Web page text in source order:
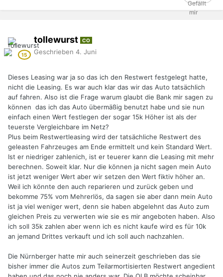
tollewurst CO
Geschrieben 4. Juni
Dieses Leasing war ja so das ich den Restwert festgelegt hatte,
nicht die Leasing. Es war auch klar das wir das Auto tatsächlich
auf fahren. Also ist die Frage warum glaubt die Bank mir sagen zu
können das ich das Auto übermäßig benutzt habe und sie nun
einfach einen Wert festlegen der sogar 15k Höher ist als der
teuerste Vergleichbare im Netz?
Plus beim Restwertleasing wird der tatsächliche Restwert des
geleasten Fahrzeuges am Ende ermittelt und kein Standard Wert.
Ist er niedriger zahlenich, ist er teuerer kann die Leasing mit mehr
berechnen. Soweit klar. Nur die können ja nicht sagen mein Auto
ist jetzt weniger Wert aber wir setzen den Wert fiktiv höher an.
Weil ich könnte den auch reparieren und zurück geben und
bekomme 75% vom Mehrerlös, da sagen sie aber dann mein Auto
ist ja viel weniger wert, denn sie haben abgelehnt das Auto zum
gleichen Preis zu verwerten wie sie es mir angeboten haben. Also
ich soll 35k zahlen aber wenn ich es nicht kaufe wird es für 10k
an jemand Drittes verkauft und ich soll auch nachzahlen.
Die Nürnberger hatte mir auch seinerzeit geschrieben das sie
bisher immer die Autos zum Teilarmortisierten Restwert angedient